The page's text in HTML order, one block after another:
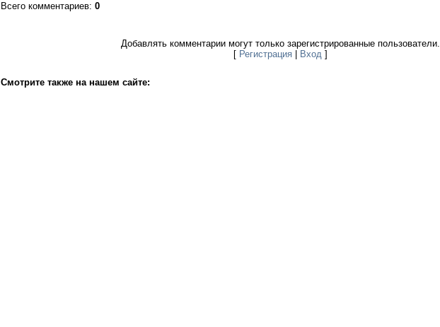
Всего комментариев: 0
Добавлять комментарии могут только зарегистрированные пользователи.
[ Регистрация| Вход]
Смотрите также на нашем сайте: